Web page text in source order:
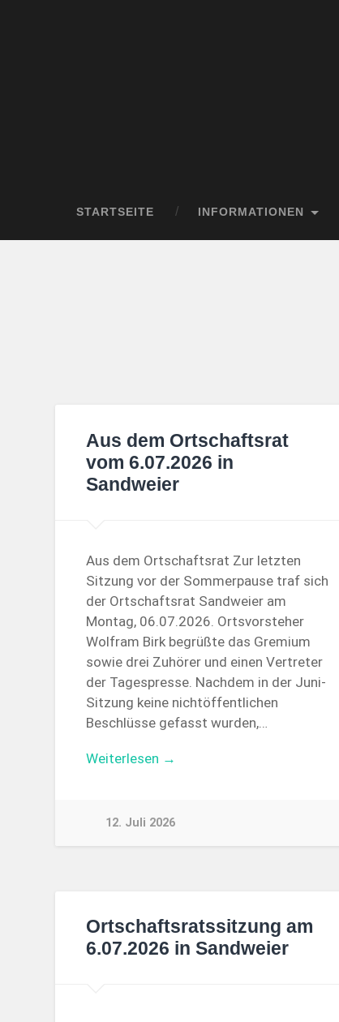
STARTSEITE INFORMATIONEN
Aus dem Ortschaftsrat
vom 6.07.2026 in
Sandweier
Aus dem Ortschaftsrat Zur letzten
Sitzung vor der Sommerpause traf sich
der Ortschaftsrat Sandweier am
Montag, 06.07.2026. Ortsvorsteher
Wolfram Birk begrüßte das Gremium
sowie drei Zuhörer und einen Vertreter
der Tagespresse. Nachdem in der Juni-
Sitzung keine nichtöffentlichen
Beschlüsse gefasst wurden,…
Weiterlesen →
12. Juli 2026
Ortschaftsratssitzung am
6.07.2026 in Sandweier